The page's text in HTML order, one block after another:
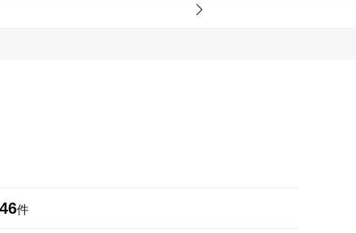
46件